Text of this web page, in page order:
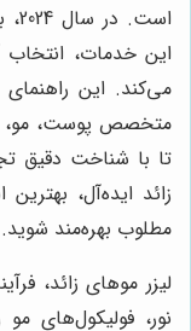
این خدمات، انتخاب
می‌کند. این
متخصص پوست، مو،
تا با شناخت دقیق
زائد ایده‌آل،
مطلوب بهره‌مند شوید.
لیزر موهای زائد،
نور، فولیکول‌های